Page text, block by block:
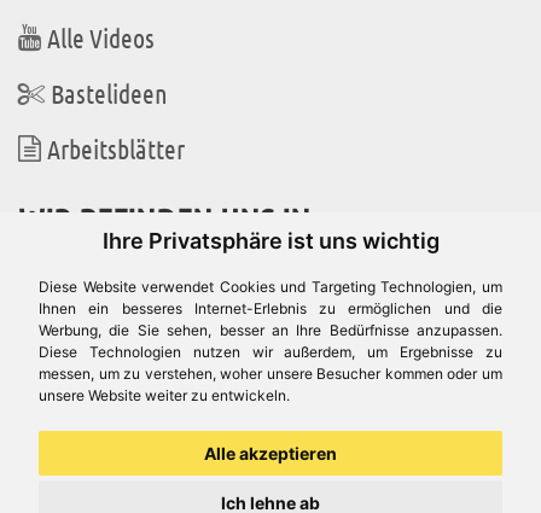
Ihre Privatsphäre ist uns wichtig
Diese Website verwendet Cookies und Targeting Technologien, um
Ihnen ein besseres Internet-Erlebnis zu ermöglichen und die
Werbung, die Sie sehen, besser an Ihre Bedürfnisse anzupassen.
Diese Technologien nutzen wir außerdem, um Ergebnisse zu
messen, um zu verstehen, woher unsere Besucher kommen oder um
unsere Website weiter zu entwickeln.
Alle akzeptieren
Ich lehne ab
Alle Videos
Bastelideen
Arbeitsblätter
WIR BEFINDEN UNS IN
Es gibt uns auch in